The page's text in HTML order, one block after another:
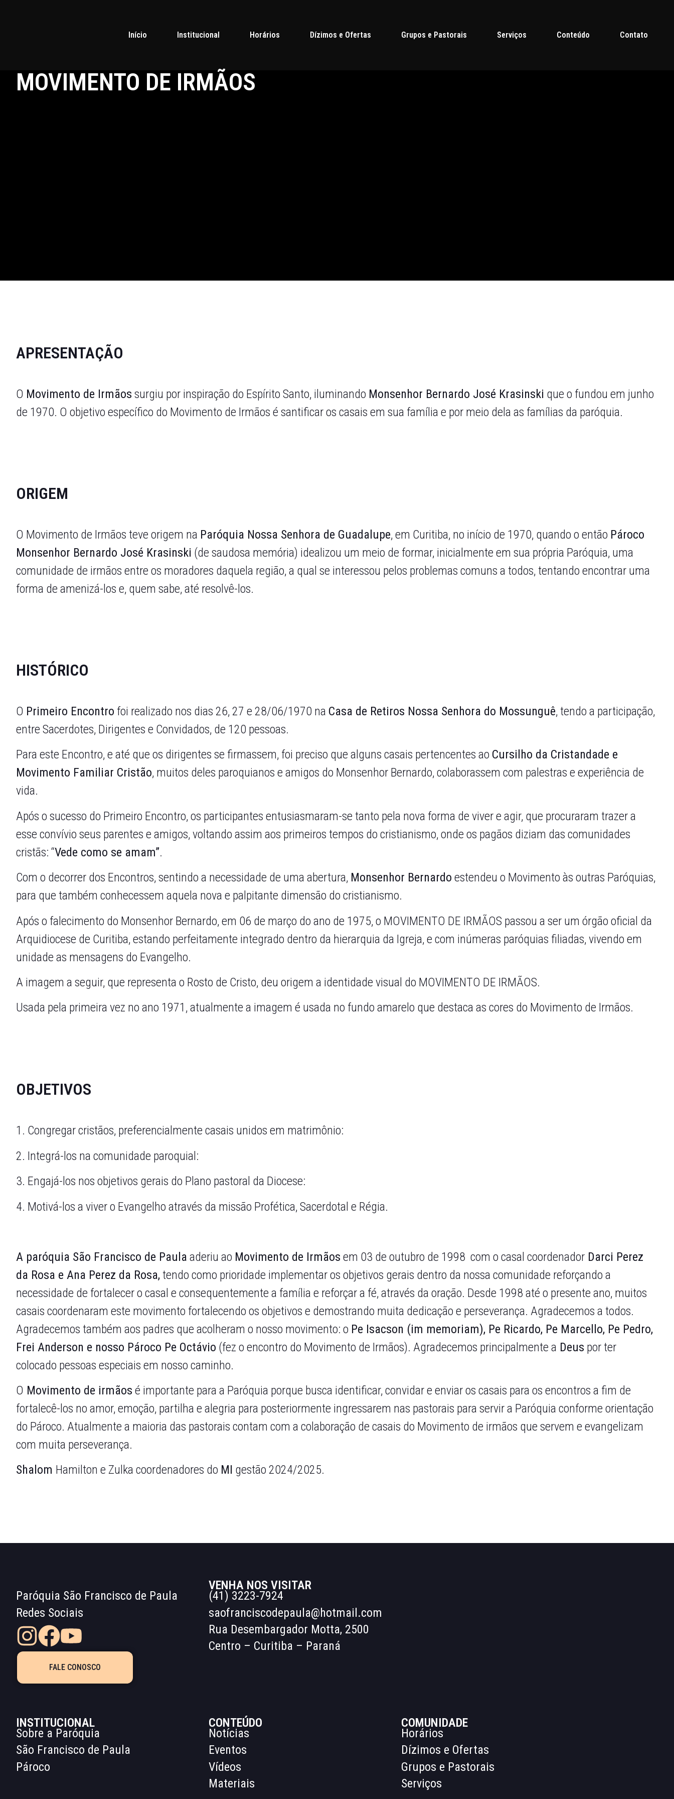
Início Institucional Horários Dízimos e Ofertas Grupos e Pastorais Serviços Conteúdo Contato
MOVIMENTO DE IRMÃOS
APRESENTAÇÃO
O Movimento de Irmãos surgiu por inspiração do Espírito Santo, iluminando Monsenhor Bernardo José Krasinski que o fundou em junho
de 1970. O objetivo específico do Movimento de Irmãos é santificar os casais em sua família e por meio dela as famílias da paróquia.
ORIGEM
O Movimento de Irmãos teve origem na Paróquia Nossa Senhora de Guadalupe, em Curitiba, no início de 1970, quando o então Pároco
Monsenhor Bernardo José Krasinski (de saudosa memória) idealizou um meio de formar, inicialmente em sua própria Paróquia, uma
comunidade de irmãos entre os moradores daquela região, a qual se interessou pelos problemas comuns a todos, tentando encontrar uma
forma de amenizá-los e, quem sabe, até resolvê-los.
HISTÓRICO
O Primeiro Encontro foi realizado nos dias 26, 27 e 28/06/1970 na Casa de Retiros Nossa Senhora do Mossunguê, tendo a participação,
entre Sacerdotes, Dirigentes e Convidados, de 120 pessoas.
Para este Encontro, e até que os dirigentes se firmassem, foi preciso que alguns casais pertencentes ao Cursilho da Cristandade e
Movimento Familiar Cristão, muitos deles paroquianos e amigos do Monsenhor Bernardo, colaborassem com palestras e experiência de
vida.
Após o sucesso do Primeiro Encontro, os participantes entusiasmaram-se tanto pela nova forma de viver e agir, que procuraram trazer a
esse convívio seus parentes e amigos, voltando assim aos primeiros tempos do cristianismo, onde os pagãos diziam das comunidades
cristãs: “Vede como se amam”.
Com o decorrer dos Encontros, sentindo a necessidade de uma abertura, Monsenhor Bernardo estendeu o Movimento às outras Paróquias,
para que também conhecessem aquela nova e palpitante dimensão do cristianismo.
Após o falecimento do Monsenhor Bernardo, em 06 de março do ano de 1975, o MOVIMENTO DE IRMÃOS passou a ser um órgão oficial da
Arquidiocese de Curitiba, estando perfeitamente integrado dentro da hierarquia da Igreja, e com inúmeras paróquias filiadas, vivendo em
unidade as mensagens do Evangelho.
A imagem a seguir, que representa o Rosto de Cristo, deu origem a identidade visual do MOVIMENTO DE IRMÃOS.
Usada pela primeira vez no ano 1971, atualmente a imagem é usada no fundo amarelo que destaca as cores do Movimento de Irmãos.
OBJETIVOS
1. Congregar cristãos, preferencialmente casais unidos em matrimônio:
2. Integrá-los na comunidade paroquial:
3. Engajá-los nos objetivos gerais do Plano pastoral da Diocese:
4. Motivá-los a viver o Evangelho através da missão Profética, Sacerdotal e Régia.
A paróquia São Francisco de Paula aderiu ao Movimento de Irmãos em 03 de outubro de 1998 com o casal coordenador Darci Perez
da Rosa e Ana Perez da Rosa, tendo como prioridade implementar os objetivos gerais dentro da nossa comunidade reforçando a
necessidade de fortalecer o casal e consequentemente a família e reforçar a fé, através da oração. Desde 1998 até o presente ano, muitos
casais coordenaram este movimento fortalecendo os objetivos e demostrando muita dedicação e perseverança. Agradecemos a todos.
Agradecemos também aos padres que acolheram o nosso movimento: o Pe Isacson (im memoriam), Pe Ricardo, Pe Marcello, Pe Pedro,
Frei Anderson e nosso Pároco Pe Octávio (fez o encontro do Movimento de Irmãos). Agradecemos principalmente a Deus por ter
colocado pessoas especiais em nosso caminho.
O Movimento de irmãos é importante para a Paróquia porque busca identificar, convidar e enviar os casais para os encontros a fim de
fortalecê-los no amor, emoção, partilha e alegria para posteriormente ingressarem nas pastorais para servir a Paróquia conforme orientação
do Pároco. Atualmente a maioria das pastorais contam com a colaboração de casais do Movimento de irmãos que servem e evangelizam
com muita perseverança.
Shalom Hamilton e Zulka coordenadores do MI gestão 2024/2025.
Paróquia São Francisco de Paula
Redes Sociais
FALE CONOSCO
VENHA NOS VISITAR
(41) 3223-7924
saofranciscodepaula@hotmail.com
Rua Desembargador Motta, 2500
Centro – Curitiba – Paraná
INSTITUCIONAL
Sobre a Paróquia
São Francisco de Paula
Pároco
CONTEÚDO
Notícias
Eventos
Vídeos
Materiais
COMUNIDADE
Horários
Dízimos e Ofertas
Grupos e Pastorais
Serviços